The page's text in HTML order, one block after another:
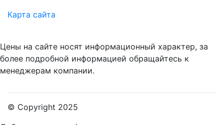
Карта сайта
Цены на сайте носят информационный характер, за
более подробной информацией обращайтесь к
менеджерам компании.
© Copyright 2025